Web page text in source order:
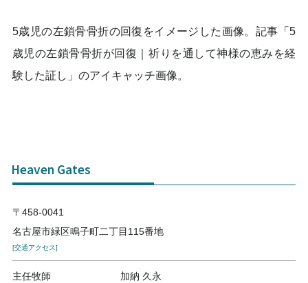
5歳児の左鎖骨骨折の回復をイメージした画像。記事「5
歳児の左鎖骨骨折が回復｜祈りを通して神様の恵みを経
験した証し」のアイキャッチ画像。
Heaven Gates
〒458-0041
名古屋市緑区鳴子町二丁目115番地
[交通アクセス]
主任牧師 加納 久永